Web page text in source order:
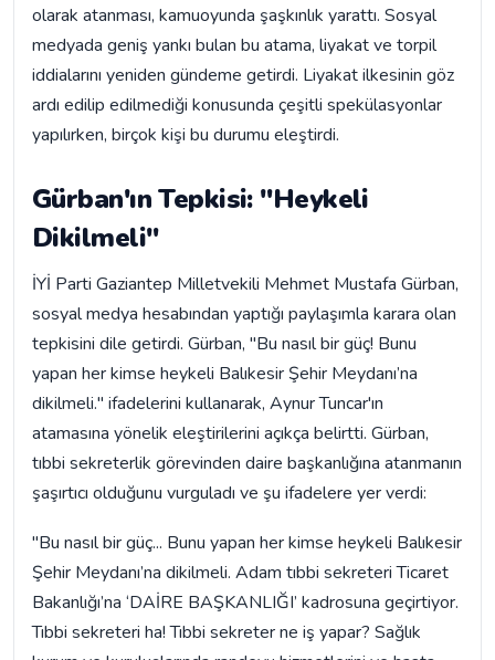
olarak atanması, kamuoyunda şaşkınlık yarattı. Sosyal
medyada geniş yankı bulan bu atama, liyakat ve torpil
iddialarını yeniden gündeme getirdi. Liyakat ilkesinin göz
ardı edilip edilmediği konusunda çeşitli spekülasyonlar
yapılırken, birçok kişi bu durumu eleştirdi.
Gürban'ın Tepkisi: "Heykeli
Dikilmeli"
İYİ Parti Gaziantep Milletvekili Mehmet Mustafa Gürban,
sosyal medya hesabından yaptığı paylaşımla karara olan
tepkisini dile getirdi. Gürban, "Bu nasıl bir güç! Bunu
yapan her kimse heykeli Balıkesir Şehir Meydanı’na
dikilmeli." ifadelerini kullanarak, Aynur Tuncar'ın
atamasına yönelik eleştirilerini açıkça belirtti. Gürban,
tıbbi sekreterlik görevinden daire başkanlığına atanmanın
şaşırtıcı olduğunu vurguladı ve şu ifadelere yer verdi:
"Bu nasıl bir güç... Bunu yapan her kimse heykeli Balıkesir
Şehir Meydanı’na dikilmeli. Adam tıbbi sekreteri Ticaret
Bakanlığı’na ‘DAİRE BAŞKANLIĞI’ kadrosuna geçirtiyor.
Tıbbi sekreteri ha! Tıbbi sekreter ne iş yapar? Sağlık